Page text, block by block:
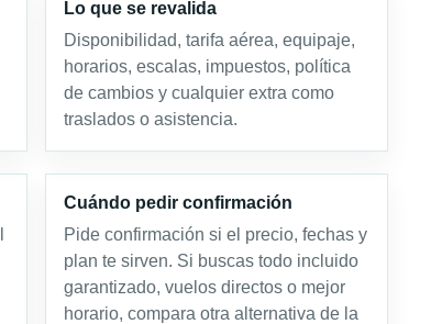
Lo que se revalida
Disponibilidad, tarifa aérea, equipaje,
horarios, escalas, impuestos, política
de cambios y cualquier extra como
traslados o asistencia.
Cuándo pedir confirmación
Pide confirmación si el precio, fechas y
plan te sirven. Si buscas todo incluido
garantizado, vuelos directos o mejor
horario, compara otra alternativa de la